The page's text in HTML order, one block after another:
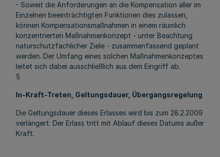
- Soweit die Anforderungen an die Kompensation aller im
Einzelnen beeinträchtigten Funktionen dies zulassen,
können Kompensationsmaßnahmen in einem räumlich
konzentrierten Maßnahmenkonzept - unter Beachtung
naturschutzfachlicher Ziele - zusammenfassend geplant
werden. Der Umfang eines solchen Maßnahmenkonzeptes
leitet sich dabei ausschließlich aus dem Eingriff ab.
5
In-Kraft-Treten, Geltungsdauer, Übergangsregelung
Die Geltungsdauer dieses Erlasses wird bis zum 28.2.2009
verlängert. Der Erlass tritt mit Ablauf dieses Datums außer
Kraft.